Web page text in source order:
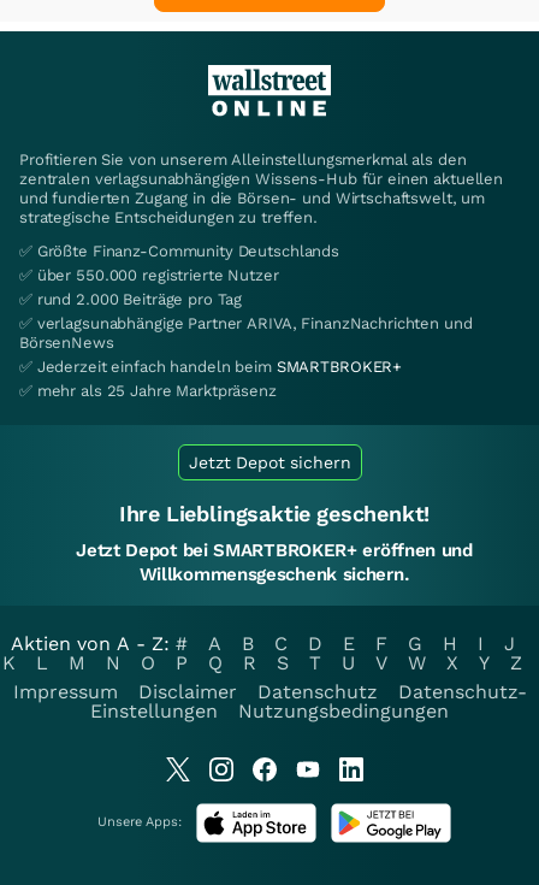
Profitieren Sie von unserem Alleinstellungsmerkmal als den
zentralen verlagsunabhängigen Wissens-Hub für einen aktuellen
und fundierten Zugang in die Börsen- und Wirtschaftswelt, um
strategische Entscheidungen zu treffen.
✅ Größte Finanz-Community Deutschlands
✅ über 550.000 registrierte Nutzer
✅ rund 2.000 Beiträge pro Tag
✅ verlagsunabhängige Partner ARIVA, FinanzNachrichten und
BörsenNews
✅ Jederzeit einfach handeln beim SMARTBROKER+
✅ mehr als 25 Jahre Marktpräsenz
Jetzt Depot sichern
Ihre Lieblingsaktie geschenkt!
Jetzt Depot bei SMARTBROKER+ eröffnen und
Willkommensgeschenk sichern.
Aktien von A - Z: # A B C D E F G H I
J
K
L M N O P Q R S T U V W X Y
Z
Impressum
Disclaimer Datenschutz
Datenschutz-
Einstellungen
Nutzungsbedingungen
Unsere Apps: